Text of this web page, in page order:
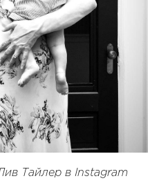
Тайлер в Instagram